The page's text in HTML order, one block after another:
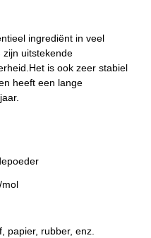
ingrediënt in veel
zijn uitstekende
is ook zeer stabiel
heeft een lange
mol
papier, rubber, enz.